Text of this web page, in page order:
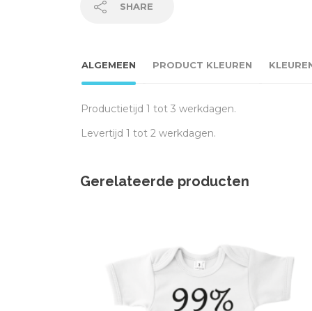
SHARE
ALGEMEEN PRODUCT KLEUREN
Productietijd 1 tot 3 werkdagen.
Levertijd 1 tot 2 werkdagen.
Gerelateerde producten